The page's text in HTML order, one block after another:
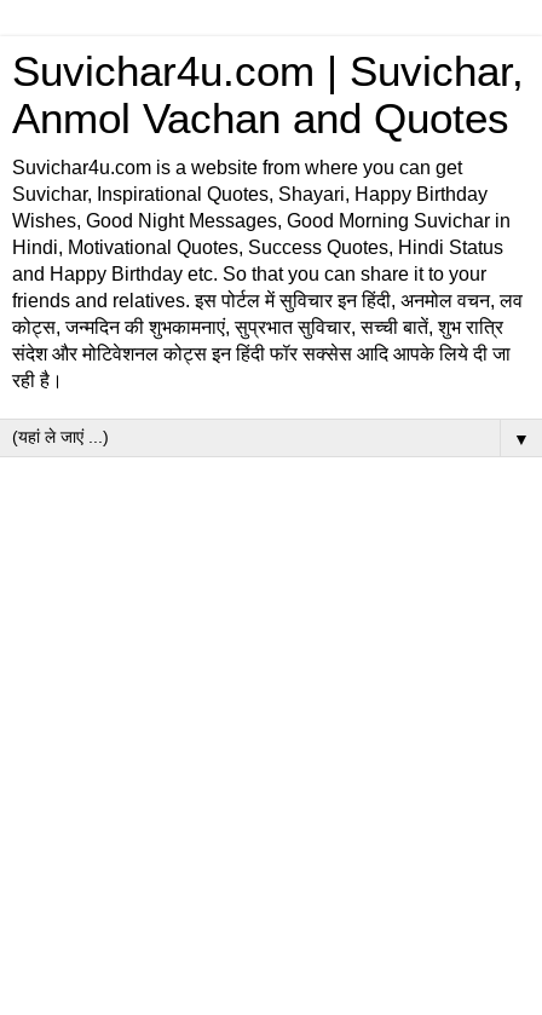
Suvichar4u.com | Suvichar,
Anmol Vachan and Quotes
Suvichar4u.com is a website from where you can get
Suvichar, Inspirational Quotes, Shayari, Happy Birthday
Wishes, Good Night Messages, Good Morning Suvichar in
Hindi, Motivational Quotes, Success Quotes, Hindi Status
and Happy Birthday etc. So that you can share it to your
friends and relatives. इस पोर्टल में सुविचार इन हिंदी, अनमोल वचन, लव
कोट्स, जन्मदिन की शुभकामनाएं, सुप्रभात सुविचार, सच्ची बातें, शुभ रात्रि
संदेश और मोटिवेशनल कोट्स इन हिंदी फॉर सक्सेस आदि आपके लिये दी जा
रही है।
▼